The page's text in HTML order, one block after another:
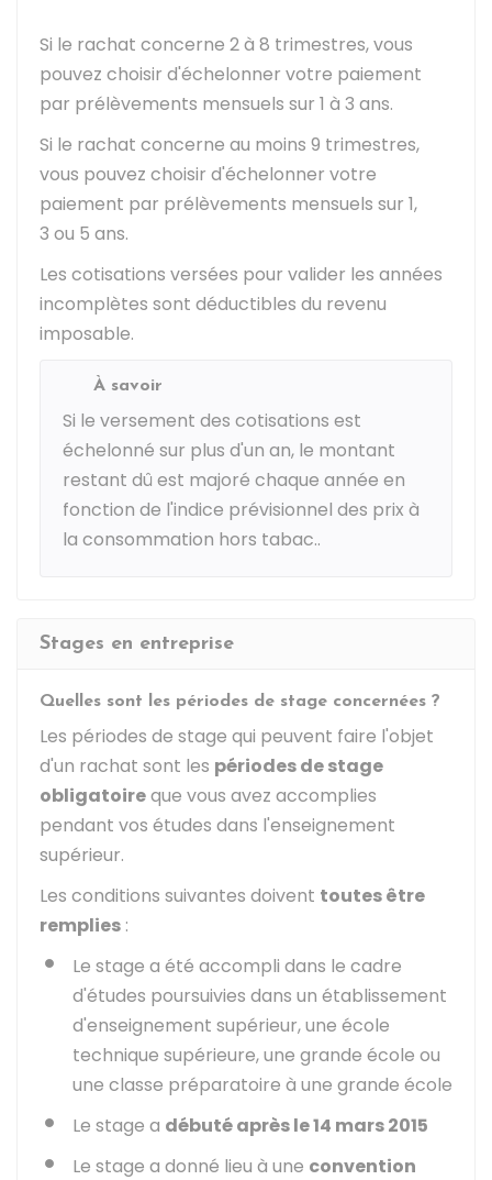
Si le rachat concerne 2 à 8 trimestres, vous
pouvez choisir d'échelonner votre paiement
par prélèvements mensuels sur 1 à 3 ans.
Si le rachat concerne au moins 9 trimestres,
vous pouvez choisir d'échelonner votre
paiement par prélèvements mensuels sur 1,
3 ou 5 ans.
Les cotisations versées pour valider les années
incomplètes sont déductibles du revenu
imposable.
À savoir
Si le versement des cotisations est
échelonné sur plus d'un an, le montant
restant dû est majoré chaque année en
fonction de l'indice prévisionnel des prix à
la consommation hors tabac..
Stages en entreprise
Quelles sont les périodes de stage concernées ?
Les périodes de stage qui peuvent faire l'objet
d'un rachat sont les périodes de stage
obligatoireque vous avez accomplies
pendant vos études dans l'enseignement
supérieur.
Les conditions suivantes doivent toutes être
remplies :
Le stage a été accompli dans le cadre
d'études poursuivies dans un établissement
d'enseignement supérieur, une école
technique supérieure, une grande école ou
une classe préparatoire à une grande école
Le stage a débuté après le 14 mars 2015
Le stage a donné lieu à une convention